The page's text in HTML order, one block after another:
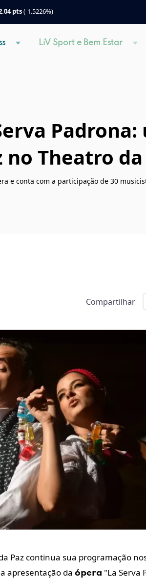
pts(-1.5226%)
LiV Sport e Bem Estar
Theatro da
e conta com a participação de 30
Compartilhar
Paz continua sua programação
apresentação da ópera "La Serva